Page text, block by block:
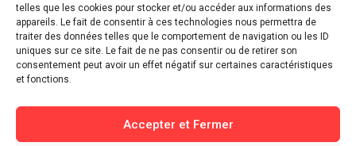
telles que les cookies pour stocker et/ou accéder aux informations des
appareils. Le fait de consentir à ces technologies nous permettra de
traiter des données telles que le comportement de navigation ou les ID
uniques sur ce site. Le fait de ne pas consentir ou de retirer son
consentement peut avoir un effet négatif sur certaines caractéristiques
et fonctions.
Accepter et Fermer
Restez informé des derniers ajouts et des
dernières actualités !